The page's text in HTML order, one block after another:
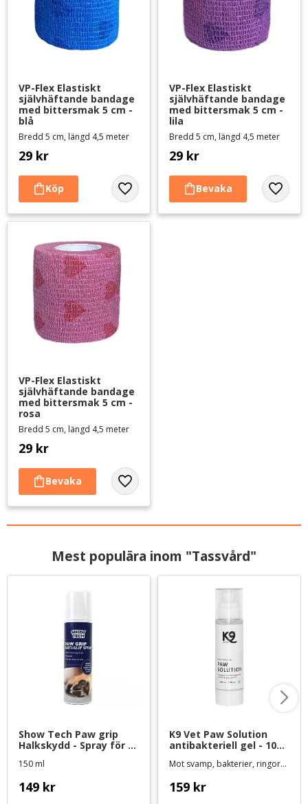
VP-Flex Elastiskt
självhäftande bandage
med bittersmak 5 cm -
blå
Bredd 5 cm, längd 4,5 meter
29 kr
Lägg till i favoriter
VP-Flex Elastiskt
självhäftande bandage
med bittersmak 5 cm -
lila
Bredd 5 cm, längd 4,5 meter
29 kr
Lägg
VP-Flex Elastiskt
självhäftande bandage
med bittersmak 5 cm -
rosa
Bredd 5 cm, längd 4,5 meter
29 kr
Lägg till i favoriter
Mest populära inom "Tassvård"
Show Tech Paw grip
Halkskydd - Spray för
150 ml
149 kr
K9 Vet Paw Solution
antibakteriell gel - 100
Mot svamp, bakterier, ringorm m.m.
159 kr